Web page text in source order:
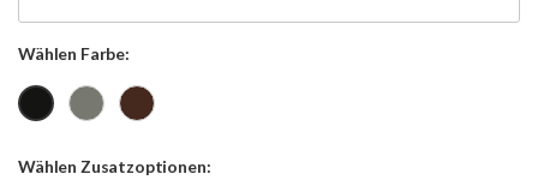
Wählen Farbe:
SchwarzGrau Braun
Wählen Zusatzoptionen: